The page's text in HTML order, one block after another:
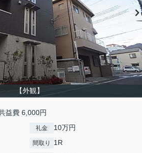
【外観】
益費 6,000円
礼金 10万円
間取り 1R